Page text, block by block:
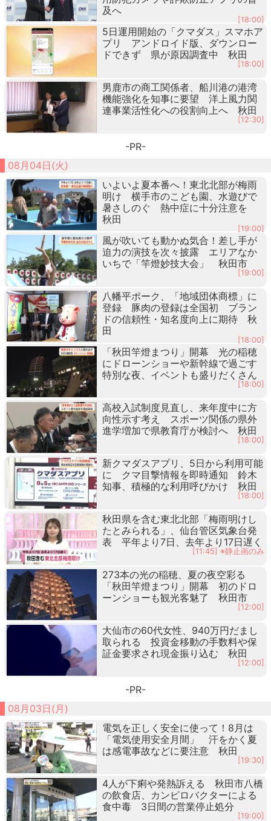
及へ
[18:00]
5日運用開始の「クマダス」スマホア
プリ アンドロイド版、ダウンロー
ドできず 県が原因調査中 秋田
[18:00]
男鹿市の商工関係者、船川港の港湾
機能強化を知事に要望 洋上風力関
連事業活性化への役割向上へ 秋田
[12:30]
-PR-
08月04日(火)
いよいよ夏本番へ！東北北部が梅雨
明け 横手市のこども園、水遊びで
暑さしのぐ 熱中症に十分注意を
秋田
[19:00]
風が吹いても動かぬ気合！差し手が
迫力の演技を次々披露 エリアなか
いちで「竿燈妙技大会」 秋田市
[19:00]
八幡平ポーク、「地域団体商標」に
登録 豚肉の登録は全国初 ブラン
ドの信頼性・知名度向上に期待 秋
田
[18:00]
「秋田竿燈まつり」開幕 光の稲穂
にドローンショーや新幹線で過ごす
特別な夜、イベントも盛りだくさん
[18:00]
高校入試制度見直し、来年度中に方
向性示す考え スポーツ関係の県外
進学増加で県教育庁が検討へ 秋田
[18:00]
新クマダスアプリ、5日から利用可能
に クマ目撃情報を即時通知 鈴木
知事、積極的な利用呼びかけ 秋田
[18:00]
秋田県を含む東北北部「梅雨明けし
たとみられる」、仙台管区気象台発
表 平年より7日、去年より17日遅く
[11:45] ※静止画のみ
273本の光の稲穂、夏の夜空彩る
「秋田竿燈まつり」開幕 初のドロ
ーンショーも観光客魅了 秋田市
[12:00]
大仙市の60代女性、940万円だまし
取られる 投資金移動の手数料や保
証金要求され現金振り込む 秋田
[12:00]
-PR-
08月03日(月)
電気を正しく安全に使って！8月は
「電気使用安全月間」 汗をかく夏
は感電事故などに要注意 秋田
[19:30]
4人が下痢や発熱訴える 秋田市八橋
の飲食店、カンピロバクターによる
食中毒 3日間の営業停止処分
[19:00]